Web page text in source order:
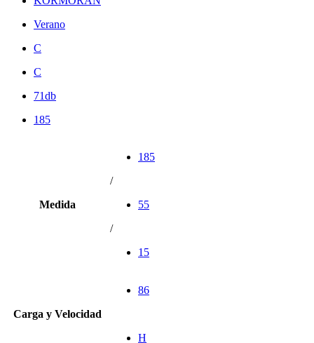
Verano
C
C
71db
185
Medida
185
/
55
/
15
Carga y Velocidad
86
H